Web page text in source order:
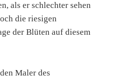
als er schlechter sehen
die riesigen
der Blüten auf diesem
Maler des